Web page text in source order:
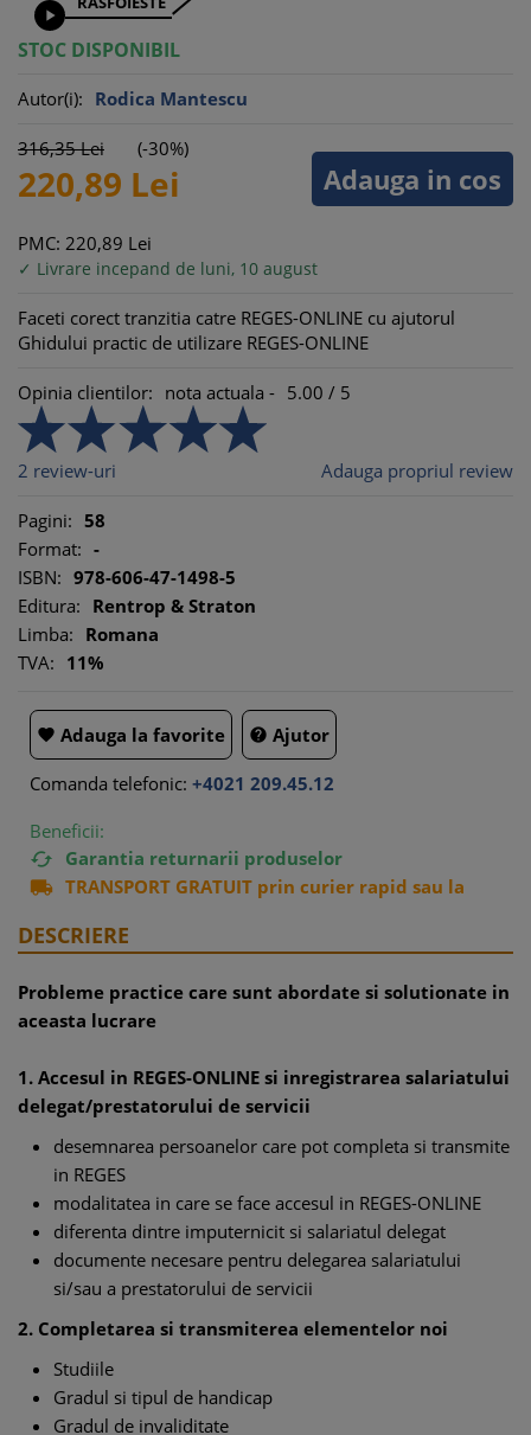

STOC DISPONIBIL
Autor(i): Rodica Mantescu
Adauga in cos
316,35Lei (-30%)
220,89 Lei
PMC: 220,89 Lei
✓ Livrare incepand de luni, 10 august
Faceti corect tranzitia catre REGES-ONLINE cu ajutorul
Ghidului practic de utilizare REGES-ONLINE
Opinia clientilor: nota actuala - 5.00 / 5
2 review-uri Adauga propriul review
Pagini: 58
Format: -
ISBN: 978-606-47-1498-5
Editura: Rentrop & Straton
Limba: Romana
TVA: 11%
 Adauga la favorite  Ajutor
Comanda telefonic: +4021 209.45.12
Beneficii:
 Garantia returnarii produselor
 TRANSPORT GRATUIT prin curier rapid sau la
DESCRIERE
Probleme practice care sunt abordate si solutionate in
aceasta lucrare
1. Accesul in REGES-ONLINE si inregistrarea salariatului
delegat/prestatorului de servicii
desemnarea persoanelor care pot completa si transmite
in REGES
modalitatea in care se face accesul in REGES-ONLINE
diferenta dintre imputernicit si salariatul delegat
documente necesare pentru delegarea salariatului
si/sau a prestatorului de servicii
2. Completarea si transmiterea elementelor noi
Studiile
Gradul si tipul de handicap
Gradul de invaliditate